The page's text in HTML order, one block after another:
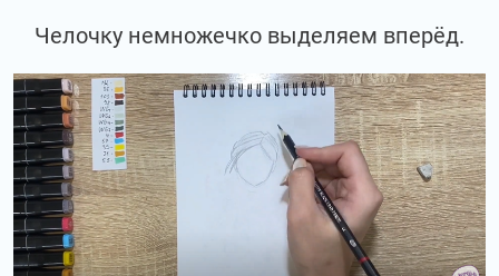
Челочку немножечко выделяем вперёд.